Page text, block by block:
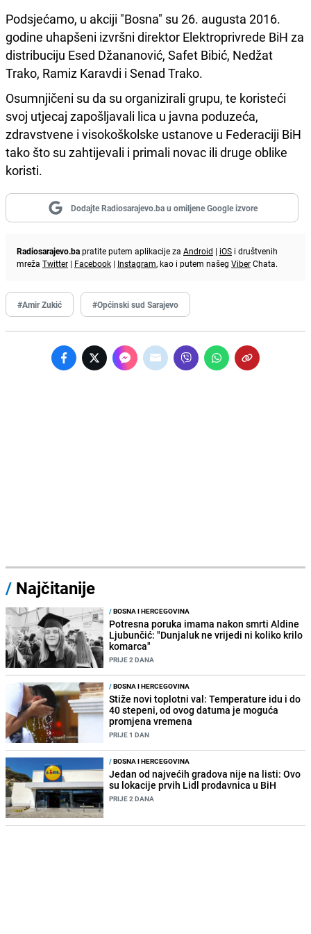
Podsjećamo, u akciji "Bosna" su 26. augusta 2016.
godine uhapšeni izvršni direktor Elektroprivrede BiH za
distribuciju Esed Džananović, Safet Bibić, Nedžat
Trako, Ramiz Karavdi i Senad Trako.
Osumnjičeni su da su organizirali grupu, te koristeći
svoj utjecaj zapošljavali lica u javna poduzeća,
zdravstvene i visokoškolske ustanove u Federaciji BiH
tako što su zahtijevali i primali novac ili druge oblike
koristi.
Dodajte Radiosarajevo.ba u omiljene Google izvore
Radiosarajevo.bapratite putem aplikacije za Android | iOS i društvenih
mreža Twitter | Facebook | Instagram, kao i putem našeg ViberChata.
#Amir Zukić #Općinski sud Sarajevo
/ Najčitanije
/BOSNA I HERCEGOVINA
Potresna poruka imama nakon smrti Aldine
Ljubunčić: "Dunjaluk ne vrijedi ni koliko krilo
komarca"
PRIJE 2 DANA
/BOSNA I HERCEGOVINA
Stiže novi toplotni val: Temperature idu i do
40 stepeni, od ovog datuma je moguća
promjena vremena
PRIJE 1 DAN
/BOSNA I HERCEGOVINA
Jedan od najvećih gradova nije na listi: Ovo
su lokacije prvih Lidl prodavnica u BiH
PRIJE 2 DANA